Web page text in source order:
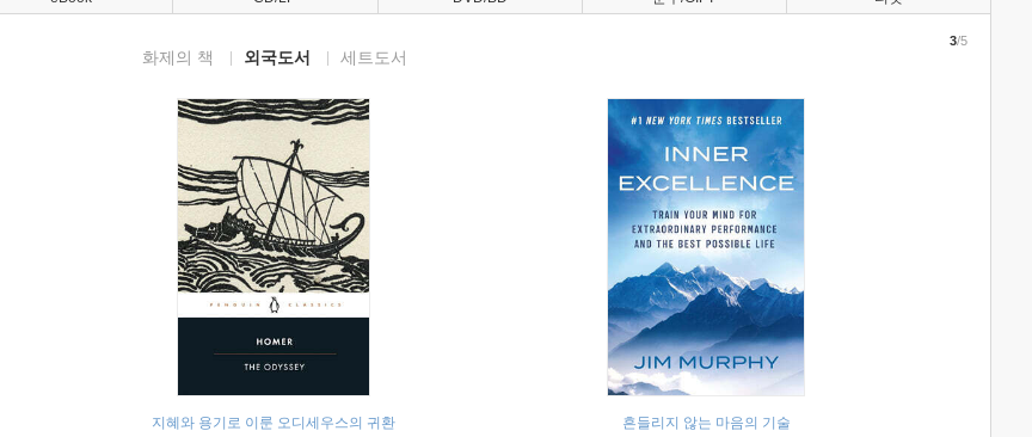
화제의 책 외국도서 세트도서
지혜와 용기로 이룬 오디세우스의 귀환 흔들리지 않는 마음의 기술
3/5